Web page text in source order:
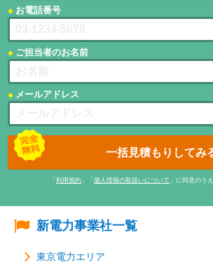
お電話番号
ご担当者のお名前
メールアドレス
一括見積もりしてみ
「 利用規約 」「 個人情報の取扱いについて 」に同意のう
新電力事業社一覧
東京電力エリア